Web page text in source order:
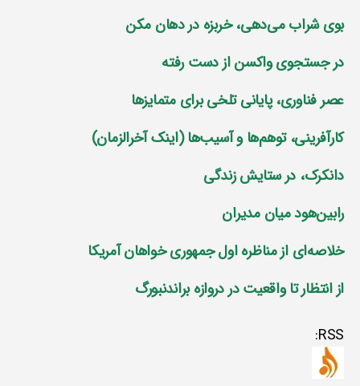
بوی شراب می‌دهی، خربزه در دهان مکن
در جستجوی واکسن از دست رفته
عصر فناوری، پایانی تلخی برای متمایز‌ها
کارآفرینی، توهم‌ها و آسیب‌ها (اینک آخرالزمان)
دانکرک، در ستایش زندگی
رابین‌هود میان مدیران
خلاصه‌ای از مناظره اول جمهوری خواهان آمریکا
از انتظار تا واقعیت در دروازه براندنبورگ
RSS: